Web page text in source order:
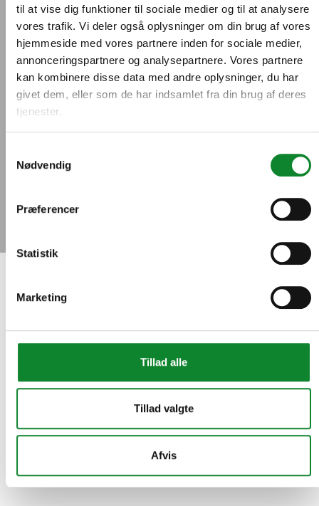
til at vise dig funktioner til sociale medier og til at analysere
vores trafik. Vi deler også oplysninger om din brug af vores
hjemmeside med vores partnere inden for sociale medier,
annonceringspartnere og analysepartnere. Vores partnere
kan kombinere disse data med andre oplysninger, du har
givet dem, eller som de har indsamlet fra din brug af deres
tjenester.
Nødvendig
Præferencer
Statistik
Marketing
Tillad alle
Tillad valgte
Afvis
Middelfart Gymnasium
Tilbage